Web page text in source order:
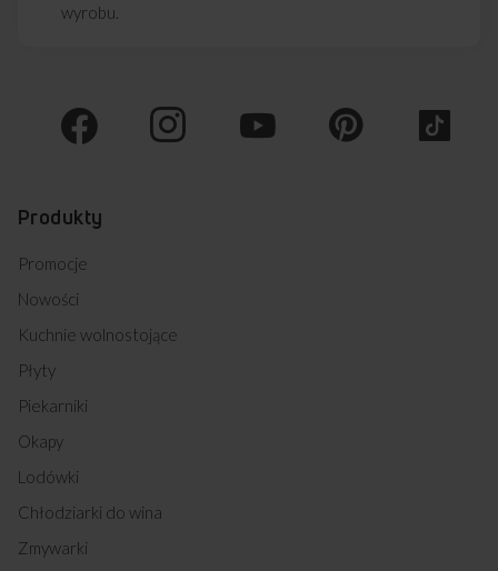
wyrobu.
Produkty
Promocje
Nowości
Kuchnie wolnostojące
Płyty
Piekarniki
Okapy
Lodówki
Chłodziarki do wina
Zmywarki